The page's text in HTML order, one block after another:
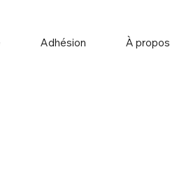
Adhésion À propos